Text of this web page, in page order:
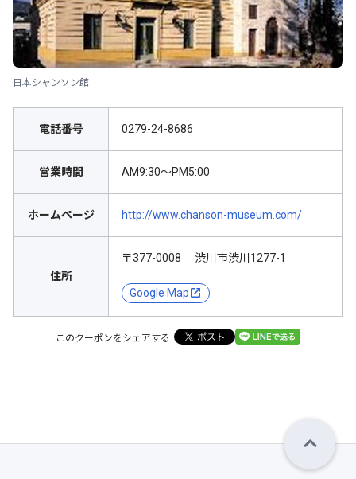
日本シャンソン館
電話番号 0279-24-8686
営業時間 AM9:30～PM5:00
ホームページ http://www.chanson-museum.com/
住所
〒377-0008 渋川市渋川1277-1
Google Map
このクーポンをシェアする